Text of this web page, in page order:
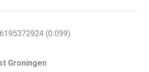
(0.099)
Groningen